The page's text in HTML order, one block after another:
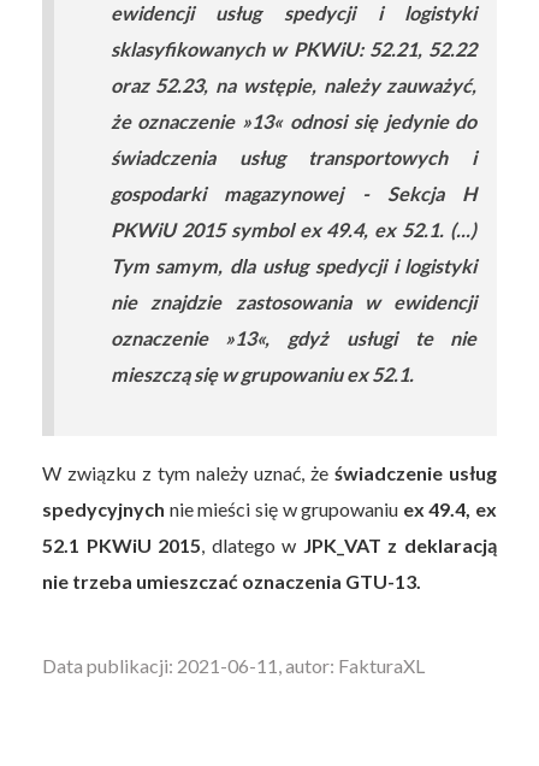
ewidencji usług spedycji i logistyki
sklasyfikowanych w PKWiU: 52.21, 52.22
oraz 52.23, na wstępie, należy zauważyć,
że oznaczenie »13« odnosi się jedynie do
świadczenia usług transportowych i
gospodarki magazynowej - Sekcja H
PKWiU 2015 symbol ex 49.4, ex 52.1. (...)
Tym samym, dla usług spedycji i logistyki
nie znajdzie zastosowania w ewidencji
oznaczenie »13«, gdyż usługi te nie
mieszczą się w grupowaniu ex 52.1.
W związku z tym należy uznać, że świadczenie usług
spedycyjnych nie mieści się w grupowaniu ex 49.4, ex
52.1 PKWiU 2015, dlatego w JPK_VAT z deklaracją
nie trzeba umieszczać oznaczenia GTU-13.
Data publikacji: 2021-06-11, autor: FakturaXL